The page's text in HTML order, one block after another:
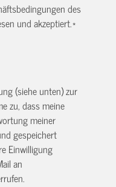
des
und akzeptiert.*
(siehe unten) zur
zu, dass meine
meiner
gespeichert
Einwilligung
an